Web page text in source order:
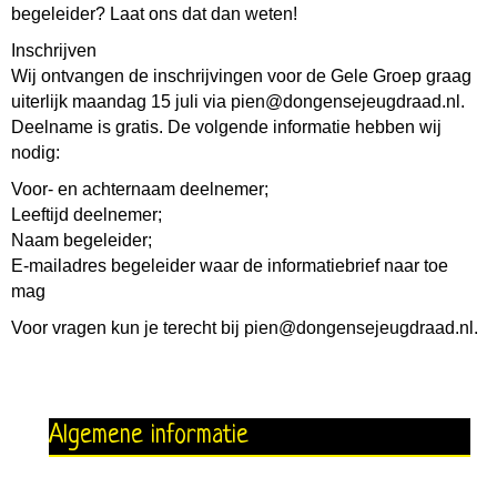
begeleider? Laat ons dat dan weten!
Inschrijven
Wij ontvangen de inschrijvingen voor de Gele Groep graag
uiterlijk maandag 15 juli via pien@dongensejeugdraad.nl.
Deelname is gratis. De volgende informatie hebben wij
nodig:
Voor- en achternaam deelnemer;
Leeftijd deelnemer;
Naam begeleider;
E-mailadres begeleider waar de informatiebrief naar toe
mag
Voor vragen kun je terecht bij pien@dongensejeugdraad.nl.
Algemene informatie